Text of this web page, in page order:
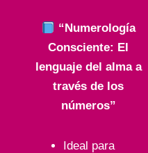
“Numerología
Consciente: El
lenguaje del alma a
través de los
números”
Ideal para